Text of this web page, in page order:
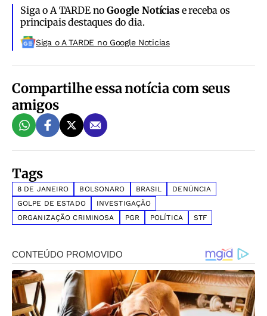
Siga o A TARDE noGoogle Notíciase receba os
principais destaques do dia.
Siga o A TARDE no Google Noticias
Compartilhe essa notícia com seus
amigos
Tags
8 DE JANEIRO BOLSONARO BRASIL
DENÚNCIA
GOLPE DE ESTADO
INVESTIGAÇÃO
ORGANIZAÇÃO CRIMINOSA
PGR POLÍTICA STF